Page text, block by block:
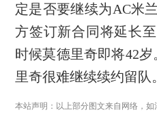
定是否要继续为AC米
方签订新合同将延长
时候莫德里奇即将42
里奇很难继续续约留队。
本站声明：以上部分图文来自网络，